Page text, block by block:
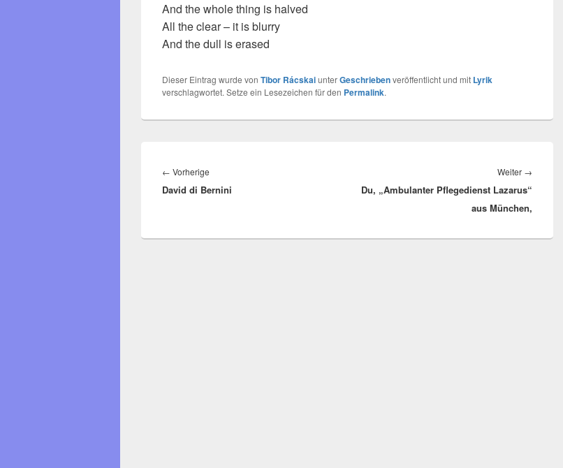
And the whole thing is halved
All the clear – it is blurry
And the dull is erased
Dieser Eintrag wurde von Tibor RácskaiunterGeschriebenveröffentlicht und mit Lyrik
verschlagwortet. Setze ein Lesezeichen für den Permalink.
← Vorherige
Beitrag:
David di Bernini
Weiter →
Du, „Ambulanter Pflegedienst Lazarus“
aus München,